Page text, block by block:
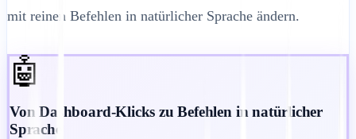
mit reinen Befehlen in natürlicher Sprache ändern.
🤖
Von Dashboard-Klicks zu Befehlen in natürlicher
Sprache